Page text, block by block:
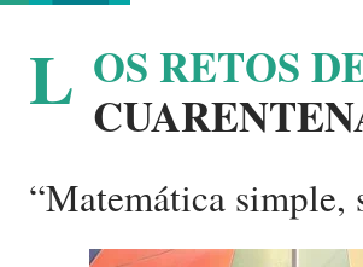
L OS RETOS
“Matemática simple,